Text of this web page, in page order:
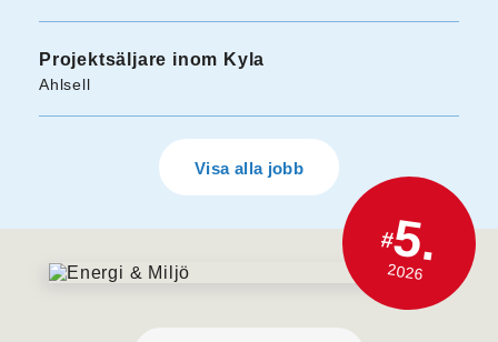
Projektsäljare inom Kyla
Ahlsell
Visa alla jobb
#5.
2026